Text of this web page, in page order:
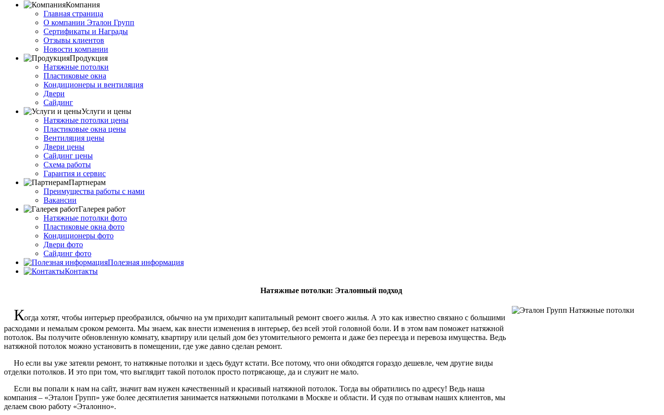
Компания
Главная страница
О компании Эталон Групп
Сертификаты и Награды
Отзывы клиентов
Новости компании
Продукция
Натяжные потолки
Пластиковые окна
Кондиционеры и вентиляция
Двери
Сайдинг
Услуги и цены
Натяжные потолки цены
Пластиковые окна цены
Вентиляция цены
Двери цены
Сайдинг цены
Схема работы
Гарантия и сервис
Партнерам
Преимущества работы с нами
Вакансии
Галерея работ
Натяжные потолки фото
Пластиковые окна фото
Кондиционеры фото
Двери фото
Сайдинг фото
Полезная информация
Контакты
Натяжные потолки: Эталонный подход
Когда хотят, чтобы интерьер преобразился, обычно на ум приходит капитальный ремонт своего жилья. А это как известно связано с большими
расходами и немалым сроком ремонта. Мы знаем, как внести изменения в интерьер, без всей этой головной боли. И в этом вам поможет натяжной
потолок. Вы получите обновленную комнату, квартиру или целый дом без утомительного ремонта и даже без переезда и перевоза имущества. Ведь
натяжной потолок можно установить в помещении, где уже давно сделан ремонт.
Но если вы уже затеяли ремонт, то натяжные потолки и здесь будут кстати. Все потому, что они обходятся гораздо дешевле, чем другие виды
отделки потолков. И это при том, что выглядит такой потолок просто потрясающе, да и служит не мало.
Если вы попали к нам на сайт, значит вам нужен качественный и красивый натяжной потолок. Тогда вы обратились по адресу! Ведь наша
компания – «Эталон Групп» уже более десятилетия занимается натяжными потолками в Москве и области. И судя по отзывам наших клиентов, мы
делаем свою работу «Эталонно».